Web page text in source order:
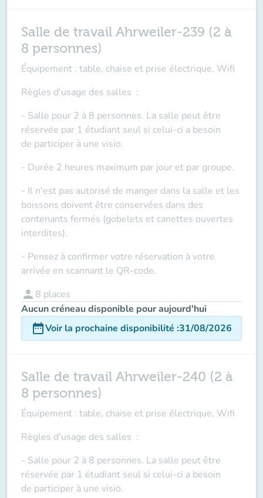
Salle de travail Ahrweiler-239 (2 à
8 personnes)
Équipement : table, chaise et prise électrique, Wifi
Règles d'usage des salles :
- Salle pour 2 à 8 personnes. La salle peut être
réservée par 1 étudiant seul si celui-ci a besoin
de participer à une visio.
- Durée 2 heures maximum par jour et par groupe.
- Il n'est pas autorisé de manger dans la salle et les
boissons doivent être conservées dans des
contenants fermés (gobelets et canettes ouvertes
interdites).
- Pensez à confirmer votre réservation à votre
arrivée en scannant le QR-code.
person 8 places
Aucun créneau disponible pour aujourd'hui
date_rangeVoir la prochaine disponibilité :31/08/2026
Salle de travail Ahrweiler-240 (2 à
8 personnes)
Équipement : table, chaise et prise électrique, Wifi
Règles d'usage des salles :
- Salle pour 2 à 8 personnes. La salle peut être
réservée par 1 étudiant seul si celui-ci a besoin
de participer à une visio.